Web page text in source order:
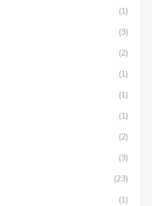
(1)
(3)
(2)
(1)
(1)
(1)
(2)
(3)
(23)
(1)